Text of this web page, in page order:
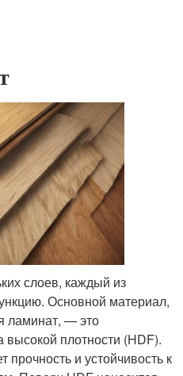
слоев, каждый из
Основной материал,
ламинат, — это
высокой плотности (HDF).
прочность и устойчивость к